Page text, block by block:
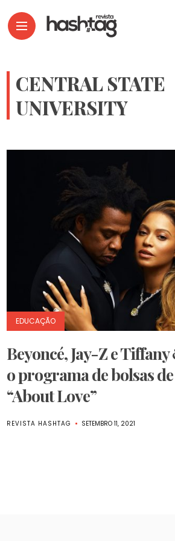
CENTRAL STATE
UNIVERSITY
EDUCAÇÃO
Beyoncé, Jay-Z e
o programa de bolsas
“About Love”
REVISTA HASHTAG SETEMBRO 11, 2021